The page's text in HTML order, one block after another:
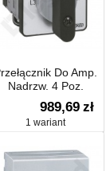
Do Amp.
Nadrzw. 4 Poz.
989,69 zł
1 wariant